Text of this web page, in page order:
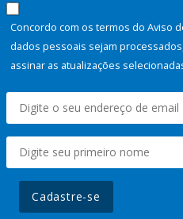
Concordo com os termos do Aviso
dados pessoais sejam
assinar as atualizações
Cadastre-se